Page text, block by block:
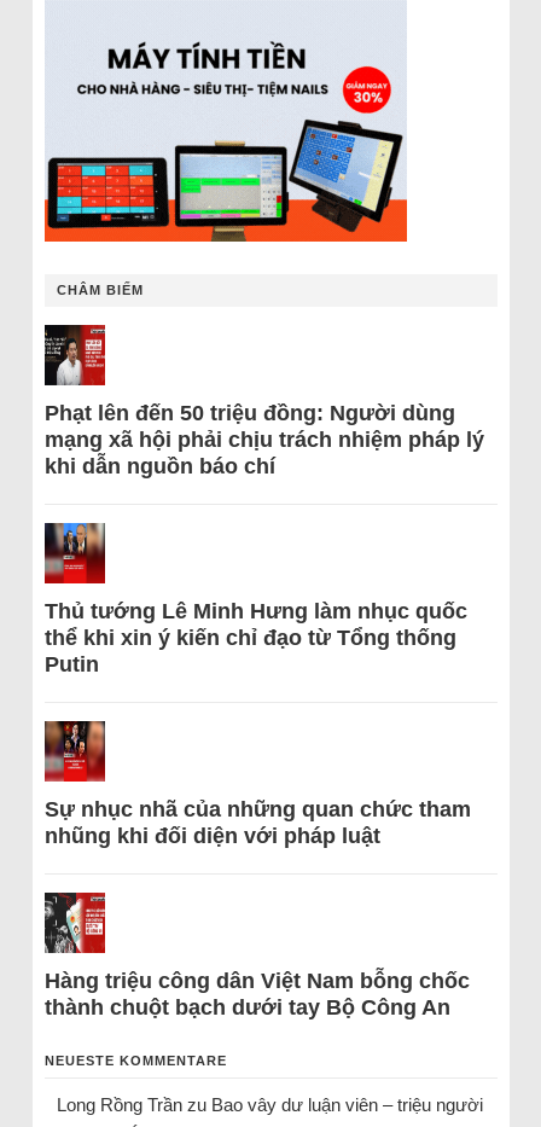
CHÂM BIẾM
Phạt lên đến 50 triệu đồng: Người dùng
mạng xã hội phải chịu trách nhiệm pháp lý
khi dẫn nguồn báo chí
Thủ tướng Lê Minh Hưng làm nhục quốc
thể khi xin ý kiến chỉ đạo từ Tổng thống
Putin
Sự nhục nhã của những quan chức tham
nhũng khi đối diện với pháp luật
Hàng triệu công dân Việt Nam bỗng chốc
thành chuột bạch dưới tay Bộ Công An
NEUESTE KOMMENTARE
Long Rồng Trầnzu Bao vây dư luận viên – triệu người